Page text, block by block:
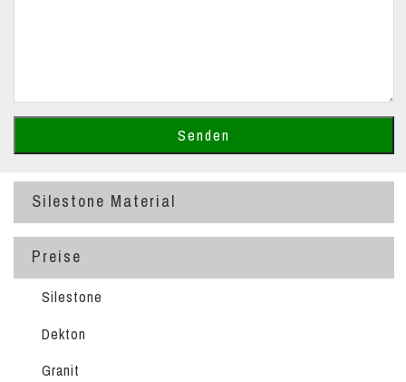
Silestone Material
Preise
Silestone
Dekton
Granit